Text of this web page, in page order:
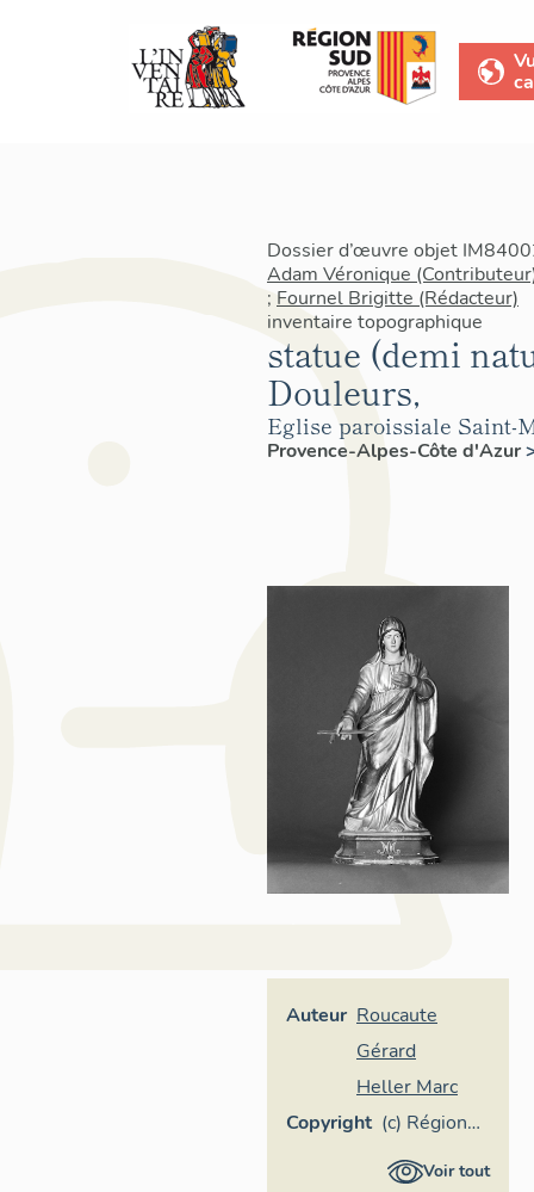
Dossier d’œuvre objet
Adam Véronique
; Fournel Brigitte (Rédacteur)
inventaire topographique
statue (demi
Douleurs,
Eglise paroissiale Saint-
Provence-Alpes-Côte d'Azur
Auteur Roucaute
Gérard
Heller Marc
Copyright (c) Région
Provence-Voir tout